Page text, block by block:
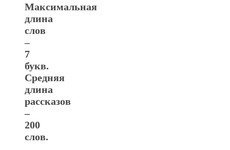
Максимальная
длина
слов
–
7
букв.
Средняя
длина
рассказов
–
200
слов.